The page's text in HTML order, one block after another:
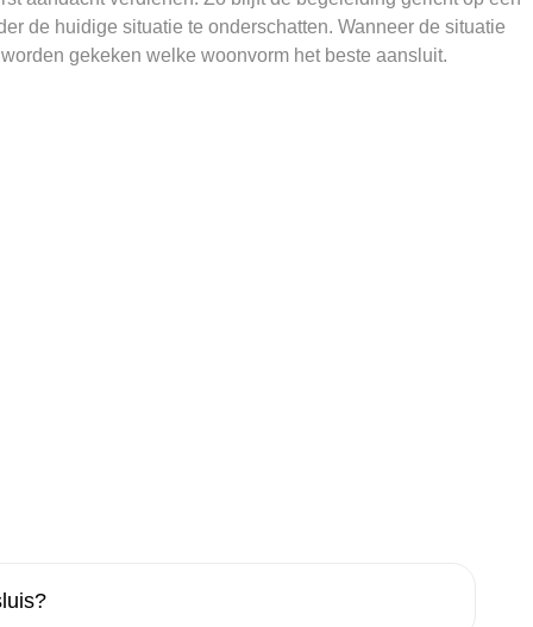
de huidige situatie te onderschatten. Wanneer de situatie
gekeken welke woonvorm het beste aansluit.